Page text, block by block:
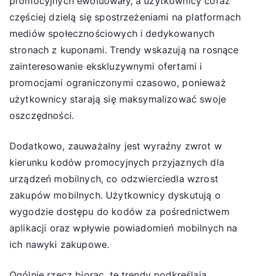
częściej dzielą się spostrzeżeniami na platformach
mediów społecznościowych i dedykowanych
stronach z kuponami. Trendy wskazują na rosnące
zainteresowanie ekskluzywnymi ofertami i
promocjami ograniczonymi czasowo, ponieważ
użytkownicy starają się maksymalizować swoje
oszczędności.
Dodatkowo, zauważalny jest wyraźny zwrot w
kierunku kodów promocyjnych przyjaznych dla
urządzeń mobilnych, co odzwierciedla wzrost
zakupów mobilnych. Użytkownicy dyskutują o
wygodzie dostępu do kodów za pośrednictwem
aplikacji oraz wpływie powiadomień mobilnych na
ich nawyki zakupowe.